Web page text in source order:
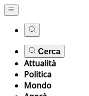
Cerca
Attualità
Politica
Mondo